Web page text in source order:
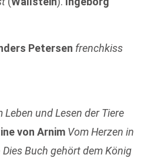
Petersen frenchkiss
Leben und Lesen der Tiere
von Arnim Vom Herzen in
Dies Buch gehört dem König